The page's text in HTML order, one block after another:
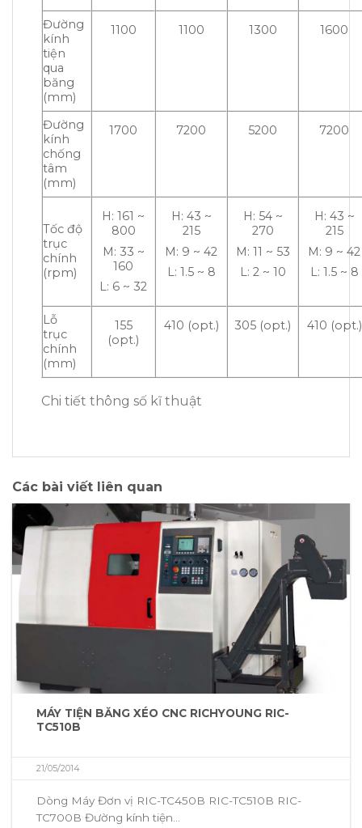
Đường
kính
tiện
qua
băng
(mm)
1100 1100 1300 1600
Đường
kính
chống
tâm
(mm)
1700 7200 5200 7200
Tốc độ
trục
chính
(rpm)
H: 161 ~
800
M: 33 ~
160
L: 6 ~ 32
H: 43 ~
215
M: 9 ~ 42
L: 1.5 ~ 8
H: 54 ~
270
M: 11 ~ 53
L: 2 ~ 10
H: 43 ~
215
M: 9 ~ 42
L: 1.5 ~ 8
Lỗ
trục
chính
(mm)
155
(opt.)
410 (opt.) 305 (opt.) 410 (opt.)
Chi tiết thông số kĩ thuật
Các bài viết liên quan
MÁY TIỆN BĂNG XÉO CNC RICHYOUNG RIC-
TC510B
21/05/2014
Dòng Máy Đơn vị RIC-TC450B RIC-TC510B RIC-
TC700B Đường kính tiện...